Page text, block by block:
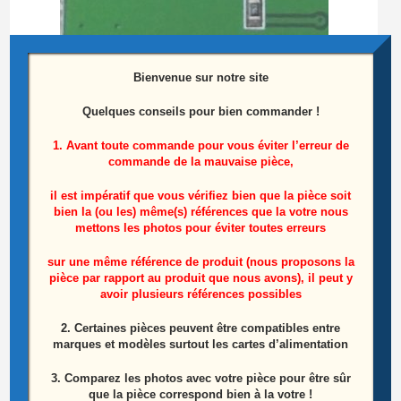
Carte Boutons Télé SAMSUNG LE40S86BD
Référence: BN41-00709A
25,00€
Lire la suite
ÉPUISÉ
Bienvenue sur notre site
Quelques conseils pour bien commander !
1. Avant toute commande pour vous éviter l’erreur de
commande de la mauvaise pièce,
il est impératif que vous vérifiez bien que la pièce soit
bien la (ou les) même(s) références que la votre nous
mettons les photos pour éviter toutes erreurs
sur une même référence de produit (nous proposons la
pièce par rapport au produit que nous avons), il peut y
avoir plusieurs références possibles
2. Certaines pièces peuvent être compatibles entre
marques et modèles surtout les cartes d’alimentation
3. Comparez les photos avec votre pièce pour être sûr
que la pièce correspond bien à la votre !